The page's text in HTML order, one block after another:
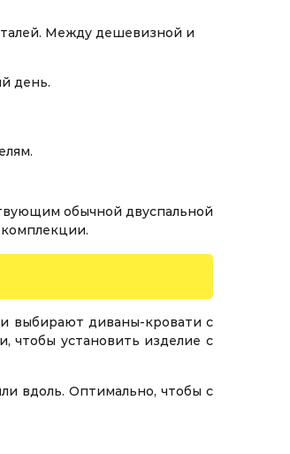
Между дешевизной и
день.
обычной двуспальной
выбирают диваны-кровати с
чтобы установить изделие с
вдоль. Оптимально, чтобы с